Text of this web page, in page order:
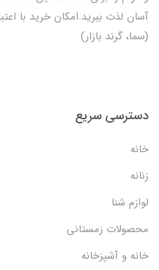
آسان لذت ببرید.امکان خرید با
(سما، گرند بازار)
دسترسی سریع
خانه
زنانه
لوازم شنا
محصولات زمستانی
خانه و آشپزخانه